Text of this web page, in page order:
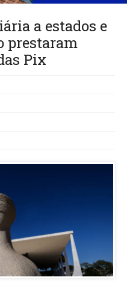
a estados e
prestaram
Pix